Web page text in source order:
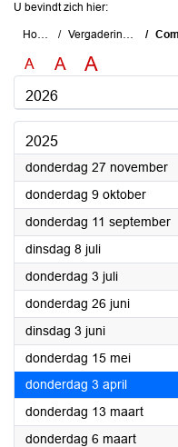
U bevindt zich hier:
Home Vergaderingen
A A A
2026
2025
donderdag 27 november
donderdag 9 oktober2025
donderdag 11 september
dinsdag 8 juli2025
donderdag 3 juli2025
donderdag 26 juni2025
dinsdag 3 juni2025
donderdag 15 mei2025
donderdag 3 april2025
donderdag 13 maart2025
donderdag 6 maart2025